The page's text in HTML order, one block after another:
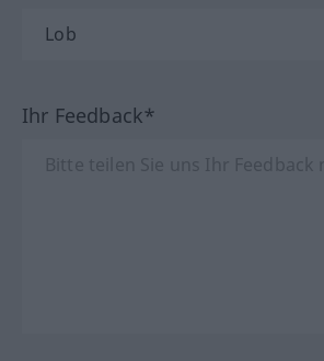
Ihr Feedback*